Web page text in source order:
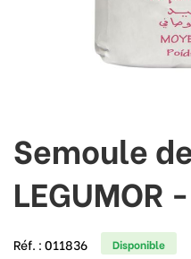
Semoule
LEGUMOR
Réf. :011836 Disponible